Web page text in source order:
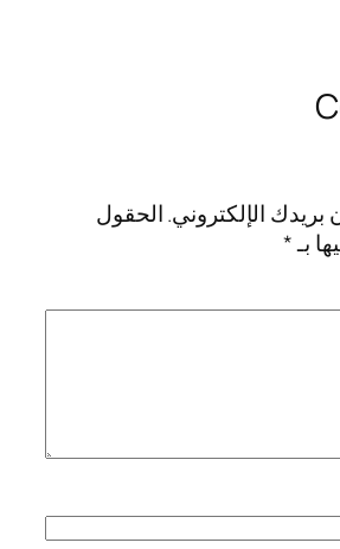
بريدك الإلكتروني.الحقول
بـ*